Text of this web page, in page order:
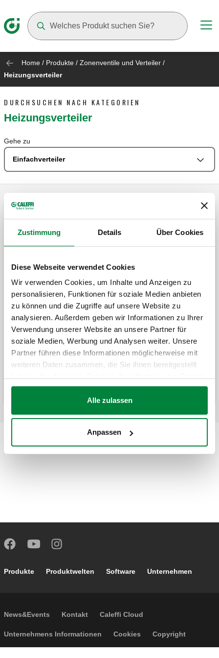
Zustimmung Details Über Cookies
Diese Webseite verwendet Cookies
Wir verwenden Cookies, um Inhalte und Anzeigen zu
personalisieren, Funktionen für soziale Medien anbieten
zu können und die Zugriffe auf unsere Website zu
analysieren. Außerdem geben wir Informationen zu Ihrer
Verwendung unserer Website an unsere Partner für
soziale Medien, Werbung und Analysen weiter. Unsere
Partner führen diese Informationen möglicherweise mit
weiteren Daten zusammen, die Sie ihnen bereitgestellt
gesammelt haben.
Alle zulassen
Anpassen
Home / Produkte / Zonenventile und Verteiler /
Heizungsverteiler
DURCHSUCHEN NACH KATEGORIEN
Heizungsverteiler
Gehe zu
Einfachverteiler
Einfacher modularer
Verteiler. Mittenabstand Abgänge 50 mm.
Einfacher modularer Verteiler, IG-
Abgänge. Mittenabstand Abgänge: 50 mm.
Footer main navigation
Produkte Produktwelten Software Unternehmen
Footer secondary navigation
News&Events Kontakt Caleffi Cloud
Footer menu
Unternehmens Informationen Cookies Copyright